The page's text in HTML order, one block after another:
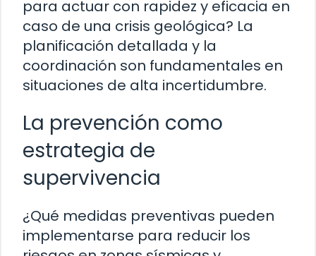
para actuar con rapidez y eficacia en
caso de una crisis geológica? La
planificación detallada y la
coordinación son fundamentales en
situaciones de alta incertidumbre.
La prevención como
estrategia de
supervivencia
¿Qué medidas preventivas pueden
implementarse para reducir los